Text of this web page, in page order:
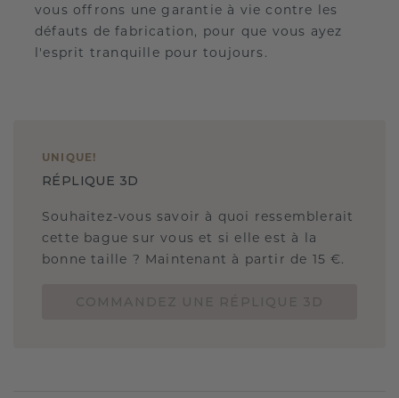
vous offrons une garantie à vie contre les
défauts de fabrication, pour que vous ayez
l'esprit tranquille pour toujours.
UNIQUE !
RÉPLIQUE 3D
Souhaitez-vous savoir à quoi ressemblerait
cette bague sur vous et si elle est à la
bonne taille ? Maintenant à partir de 15 €.